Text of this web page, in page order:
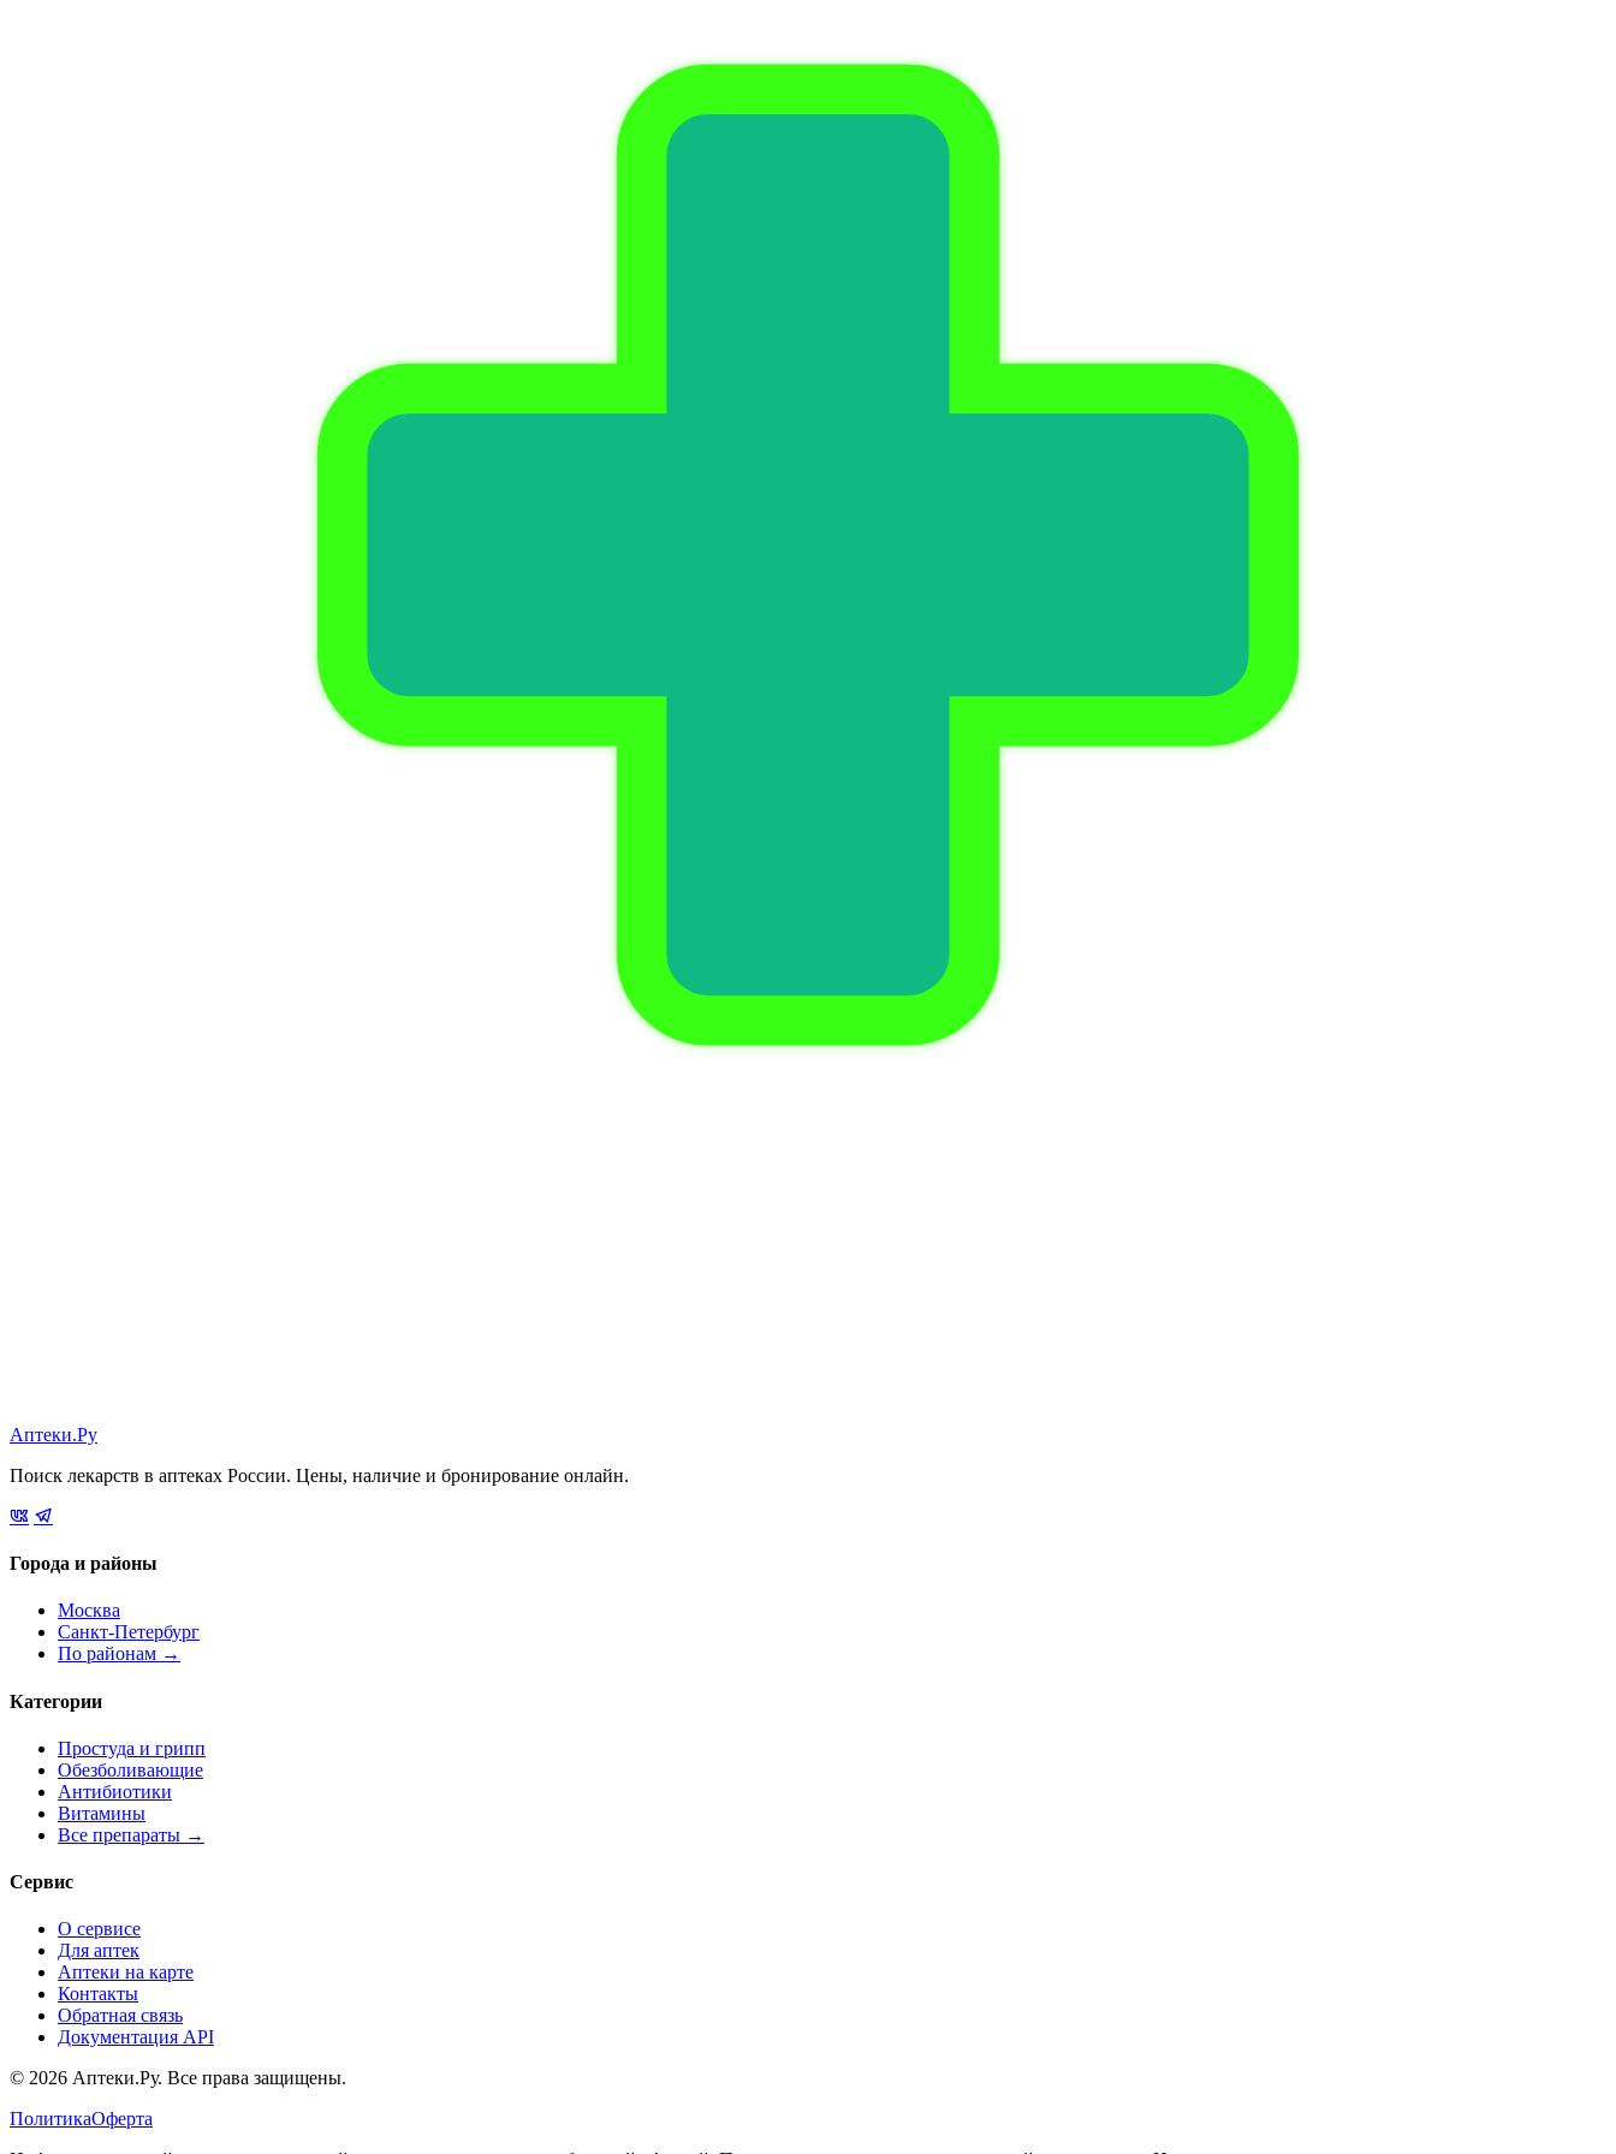
Аптеки.Ру
Поиск лекарств в аптеках России. Цены, наличие и бронирование онлайн.
Города и районы
Москва
Санкт-Петербург
По районам →
Категории
Простуда и грипп
Обезболивающие
Антибиотики
Витамины
Все препараты →
Сервис
О сервисе
Для аптек
Аптеки на карте
Контакты
Обратная связь
Документация API
© 2026 Аптеки.Ру. Все права защищены.
ПолитикаОферта